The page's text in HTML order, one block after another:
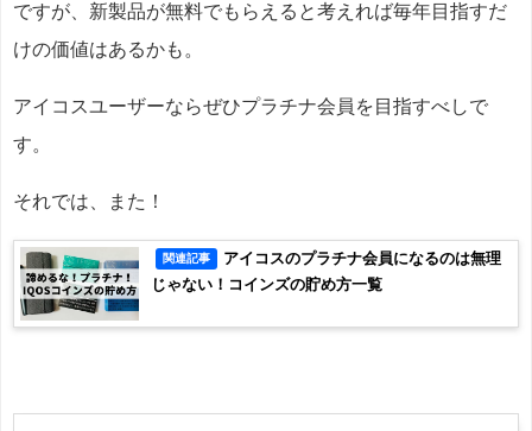
ですが、新製品が無料でもらえると考えれば毎年目指すだ
けの価値はあるかも。
アイコスユーザーならぜひプラチナ会員を目指すべしで
す。
それでは、また！
関連記事
アイコスのプラチナ会員になるのは無理
じゃない！コインズの貯め方一覧